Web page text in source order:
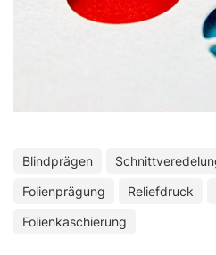
Blindprägen
Folienprägung
Reliefdruck
Folienkaschierung